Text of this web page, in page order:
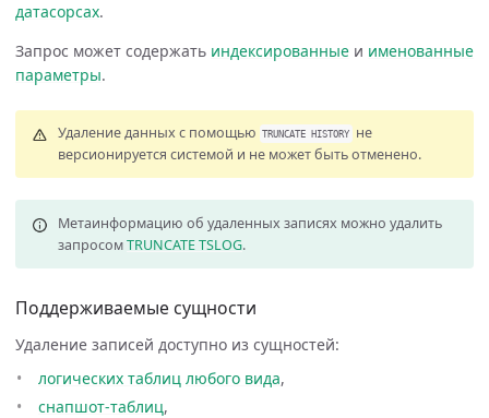
датасорсах.
Запрос может содержать индексированные и именованные
параметры.
Удаление данных с помощью TRUNCATE HISTORY не
версионируется системой и не может быть отменено.
Метаинформацию об удаленных записях можно удалить
запросомTRUNCATE TSLOG.
Поддерживаемые сущности
Удаление записей доступно из сущностей:
логических таблиц любого вида,
снапшот-таблиц,